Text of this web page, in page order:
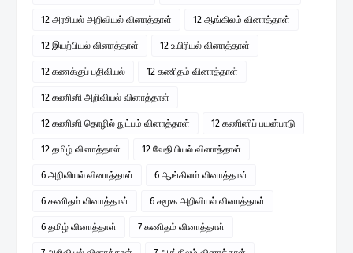
12 அரசியல் அறிவியல் வினாத்தாள் 12 ஆங்கிலம் வினாத்தாள்
12 இயற்பியல் வினாத்தாள் 12 உயிரியல் வினாத்தாள்
12 கணக்குப் பதிவியல் 12 கணிதம் வினாத்தாள்
12 கணினி அறிவியல் வினாத்தாள்
12 கணினி தொழில் நுட்பம் வினாத்தாள் 12 கணினிப் பயன்பாடு
12 தமிழ் வினாத்தாள் 12 வேதியியல் வினாத்தாள்
6 அறிவியல் வினாத்தாள் 6 ஆங்கிலம் வினாத்தாள்
6 கணிதம் வினாத்தாள் 6 சமூக அறிவியல் வினாத்தாள்
6 தமிழ் வினாத்தாள் 7 கணிதம் வினாத்தாள்